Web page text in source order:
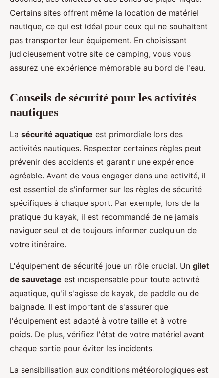
Certains sites offrent même la location de matériel
nautique, ce qui est idéal pour ceux qui ne souhaitent
pas transporter leur équipement. En choisissant
judicieusement votre site de camping, vous vous
assurez une expérience mémorable au bord de l'eau.
Conseils de sécurité pour les activités
nautiques
La sécurité aquatique est primordiale lors des
activités nautiques. Respecter certaines règles peut
prévenir des accidents et garantir une expérience
agréable. Avant de vous engager dans une activité, il
est essentiel de s'informer sur les règles de sécurité
spécifiques à chaque sport. Par exemple, lors de la
pratique du kayak, il est recommandé de ne jamais
naviguer seul et de toujours informer quelqu'un de
votre itinéraire.
L'équipement de sécurité joue un rôle crucial. Un gilet
de sauvetage est indispensable pour toute activité
aquatique, qu'il s'agisse de kayak, de paddle ou de
baignade. Il est important de s'assurer que
l'équipement est adapté à votre taille et à votre
poids. De plus, vérifiez l'état de votre matériel avant
chaque sortie pour éviter les incidents.
La sensibilisation aux conditions météorologiques est